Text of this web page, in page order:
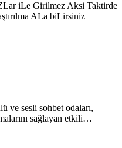
iLe Girilmez Aksi Taktirde
ALa biLirsiniz
ve sesli sohbet odaları,
sağlayan etkili…